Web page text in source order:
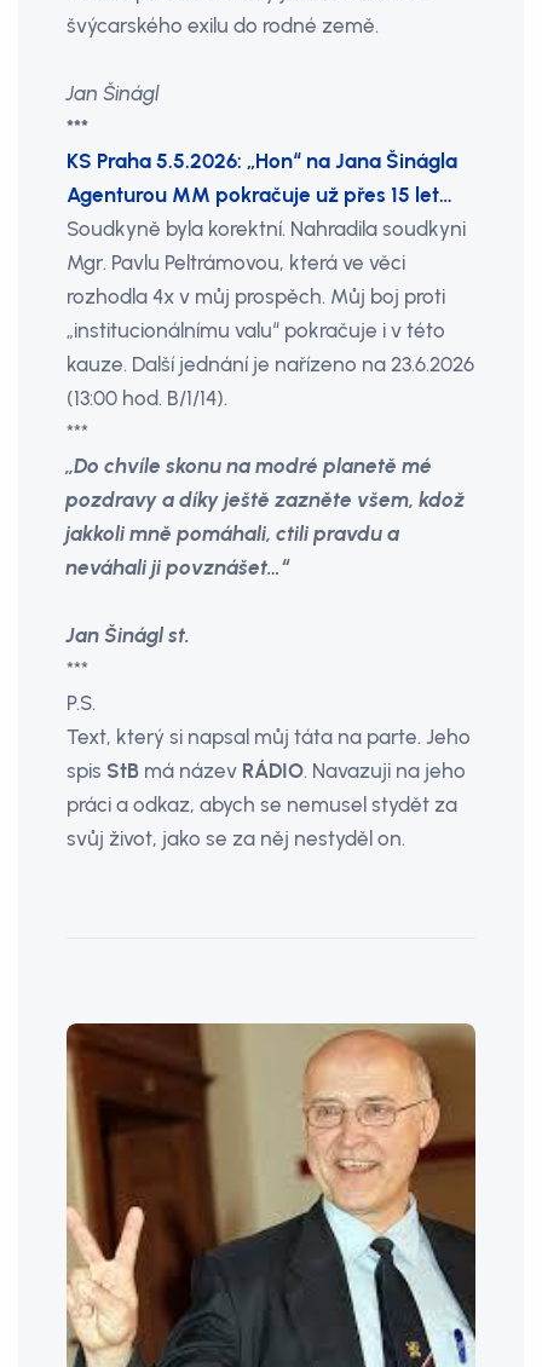
švýcarského exilu do rodné země.
Jan Šinágl
***
KS Praha 5.5.2026: „Hon“ na Jana Šinágla
Agenturou MM pokračuje už přes 15 let…
Soudkyně byla korektní. Nahradila soudkyni
Mgr. Pavlu Peltrámovou, která ve věci
rozhodla 4x v můj prospěch. Můj boj proti
„institucionálnímu valu“ pokračuje i v této
kauze. Další jednání je nařízeno na 23.6.2026
(13:00 hod. B/1/14).
***
„Do chvíle skonu na modré planetě mé
pozdravy a díky ještě zazněte všem, kdož
jakkoli mně pomáhali, ctili pravdu a
neváhali ji povznášet…“
Jan Šinágl st.
***
P.S.
Text, který si napsal můj táta na parte. Jeho
spis StB má název RÁDIO. Navazuji na jeho
práci a odkaz, abych se nemusel stydět za
svůj život, jako se za něj nestyděl on.